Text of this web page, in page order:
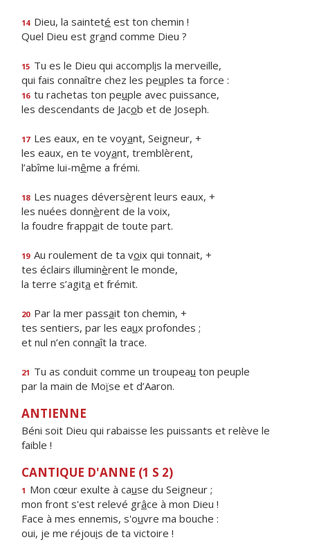
14 Dieu, la sainteté est ton chemin !
Quel Dieu est grand comme Dieu ?
15 Tu es le Dieu qui accomplis la merveille,
qui fais connaître chez les peuples ta force :
16 tu rachetas ton peuple avec puissance,
les descendants de Jacob et de Joseph.
17 Les eaux, en te voyant, Seigneur, +
les eaux, en te voyant, tremblèrent,
l’abîme lui-même a frémi.
18 Les nuages déversèrent leurs eaux, +
les nuées donnèrent de la voix,
la foudre frappait de toute part.
19 Au roulement de ta voix qui tonnait, +
tes éclairs illuminèrent le monde,
la terre s’agita et frémit.
20 Par la mer passait ton chemin, +
tes sentiers, par les eaux profondes ;
et nul n’en connaît la trace.
21 Tu as conduit comme un troupeau ton peuple
par la main de Moïse et d’Aaron.
ANTIENNE
Béni soit Dieu qui rabaisse les puissants et relève le
faible !
CANTIQUE D'ANNE (1 S 2)
1 Mon cœur exulte à cause du Seigneur ;
mon front s'est relevé grâce à mon Dieu !
Face à mes ennemis, s'ouvre ma bouche :
oui, je me réjouis de ta victoire !